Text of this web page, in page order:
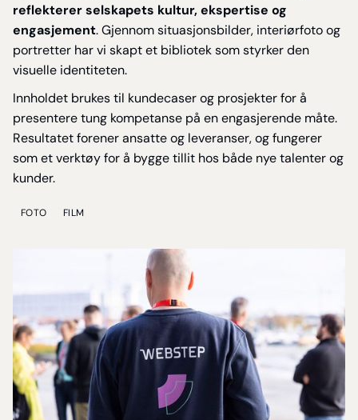
reflekterer selskapets kultur, ekspertise og
engasjement. Gjennom situasjonsbilder, interiørfoto og
portretter har vi skapt et bibliotek som styrker den
visuelle identiteten.
Innholdet brukes til kundecaser og prosjekter for å
presentere tung kompetanse på en engasjerende måte.
Resultatet forener ansatte og leveranser, og fungerer
som et verktøy for å bygge tillit hos både nye talenter og
kunder.
FOTO FILM